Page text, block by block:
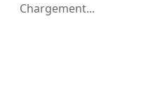
Chargement...